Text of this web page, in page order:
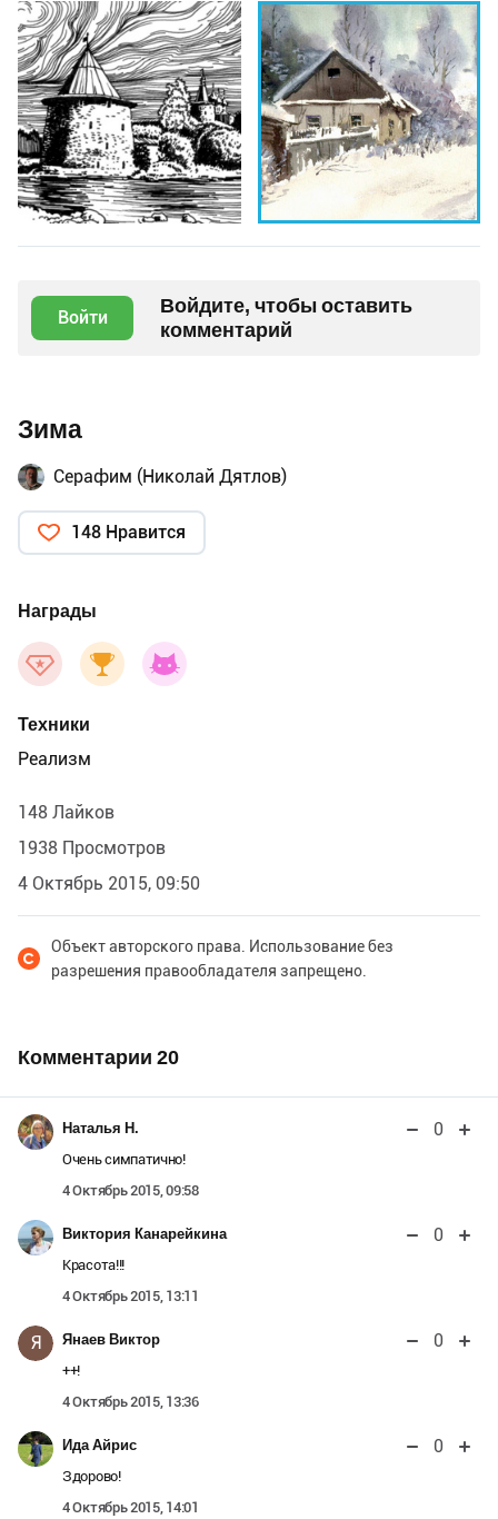
Войти
Войдите, чтобы оставить
комментарий
Зима
Серафим (Николай Дятлов)
148 Нравится
Награды
Техники
Реализм
148 Лайков
1938 Просмотров
4 Октябрь 2015, 09:50
Объект авторского права. Использование без
разрешения правообладателя запрещено.
Комментарии 20
Наталья Н. 0
Очень симпатично!
4 Октябрь 2015, 09:58
Виктория Канарейкина 0
Красота!!!
4 Октябрь 2015, 13:11
Я Янаев Виктор 0
++!
4 Октябрь 2015, 13:36
Ида Айрис 0
Здорово!
4 Октябрь 2015, 14:01